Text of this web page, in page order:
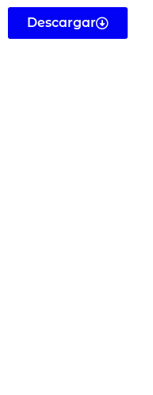
Descargar